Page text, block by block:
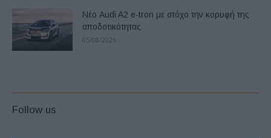
Νέο Audi A2 e-tron με στόχο την κορυφή της
αποδοτικότητας
05/08/2026
Follow us